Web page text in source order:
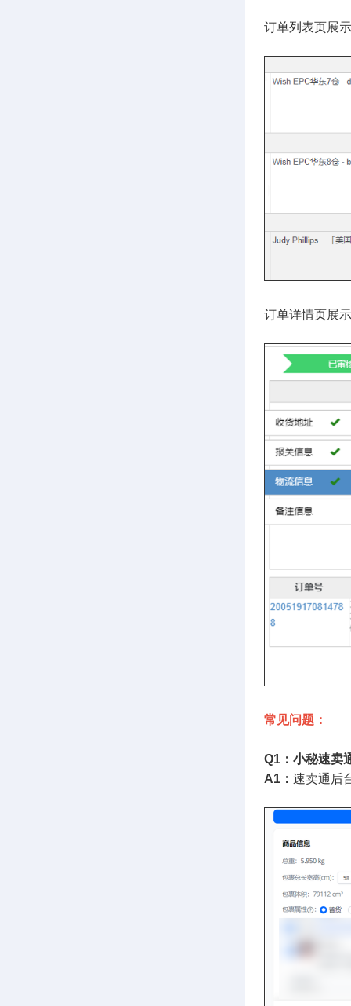
订单列表页展
订单详情页展
常见问题：
Q1：小秘速卖
A1： 速卖通后